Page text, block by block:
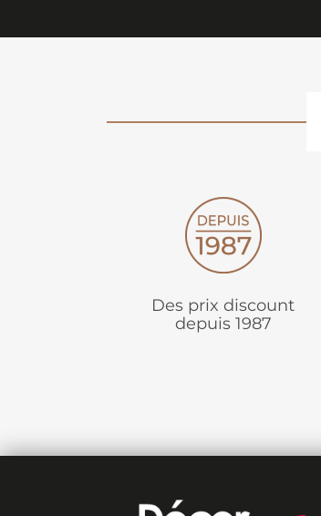
Des prix discount
depuis 1987